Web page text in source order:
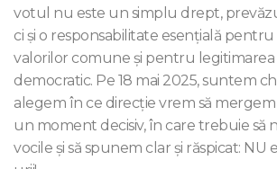
votul nu este un simplu drept,
ci ṣi o responsabilitate esențială
valorilor comune și pentru
democratic. Pe 18 mai 2025, suntem
alegem în ce direcție vrem să
un moment decisiv, în care trebuie să
vocile și să spunem clar și răspicat: NU